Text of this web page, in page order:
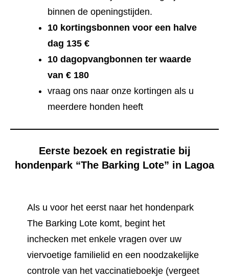
binnen de openingstijden.
10 kortingsbonnen voor een halve
dag 135 €
10 dagopvangbonnen ter waarde
van € 180
vraag ons naar onze kortingen als u
meerdere honden heeft
Eerste bezoek en registratie bij
hondenpark “The Barking Lote” in Lagoa
Als u voor het eerst naar het hondenpark
The Barking Lote komt, begint het
inchecken met enkele vragen over uw
viervoetige familielid en een noodzakelijke
controle van het vaccinatieboekje (vergeet